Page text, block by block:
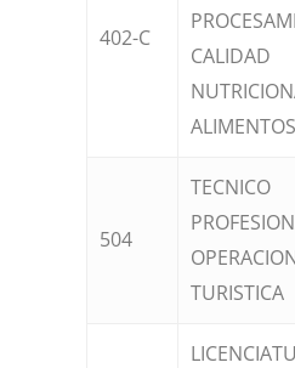
402-C
CALIDAD
ALIMENTOS
504
TECNICO
TURISTICA